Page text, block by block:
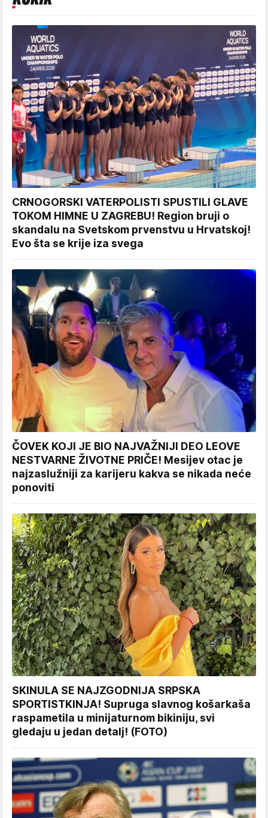
CRNOGORSKI VATERPOLISTI SPUSTILI GLAVE
TOKOM HIMNE U ZAGREBU! Region bruji o
skandalu na Svetskom prvenstvu u Hrvatskoj!
Evo šta se krije iza svega
ČOVEK KOJI JE BIO NAJVAŽNIJI DEO LEOVE
NESTVARNE ŽIVOTNE PRIČE! Mesijev otac je
najzaslužniji za karijeru kakva se nikada neće
ponoviti
SKINULA SE NAJZGODNIJA SRPSKA
SPORTISTKINJA! Supruga slavnog košarkaša
raspametila u minijaturnom bikiniju, svi
gledaju u jedan detalj! (FOTO)